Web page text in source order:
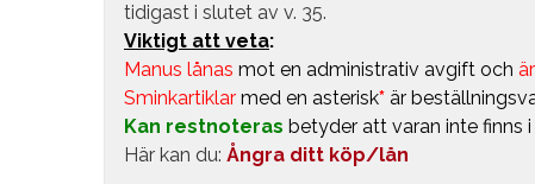
tidigast i slutet av v. 35.
Viktigt att veta:
Manus lånas mot en administrativ avgift och
Sminkartiklar med en asterisk* är
Kan restnoteras betyder att varan inte finns
Här kan du: Ångra ditt köp/lån